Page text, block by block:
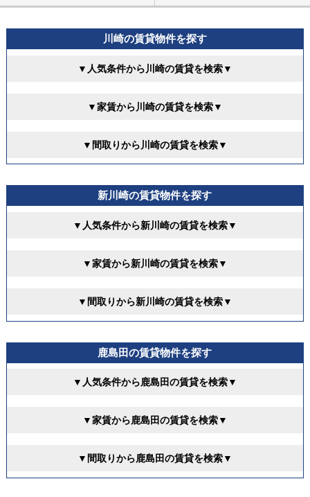
川崎の賃貸物件を探す
▼人気条件から川崎の賃貸を検索▼
▼家賃から川崎の賃貸を検索▼
▼間取りから川崎の賃貸を検索▼
新川崎の賃貸物件を探す
▼人気条件から新川崎の賃貸を検索▼
▼家賃から新川崎の賃貸を検索▼
▼間取りから新川崎の賃貸を検索▼
鹿島田の賃貸物件を探す
▼人気条件から鹿島田の賃貸を検索▼
▼家賃から鹿島田の賃貸を検索▼
▼間取りから鹿島田の賃貸を検索▼